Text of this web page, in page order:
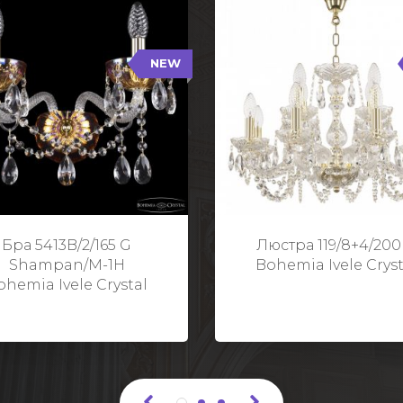
NEW
Бра 5413B/2/165 G
Shampan/M-1H
Ivele Crystal
2/165 G Shampan/M-1H
Тип: Хрустальные
арматуры: Золото/
Кол-во ламп: 2
Ширина: 35 см
Люстра 119/8+4/200
Bohemia Ivele
119/8+4/200 G
Тип: Стеклянный рожок
Цвет арматуры:
Кол-во ламп:
Диаметр: 58